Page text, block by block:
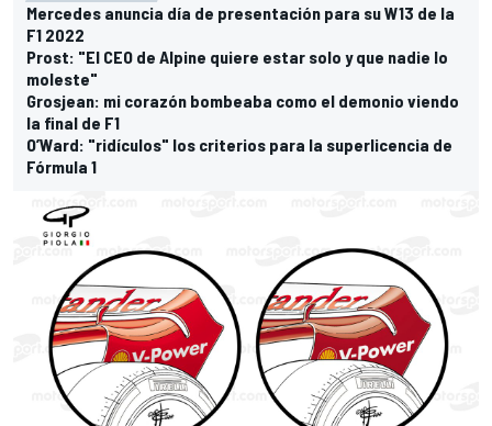
Mercedes anuncia día de presentación para su W13 de la
F1 2022
Prost: "El CEO de Alpine quiere estar solo y que nadie lo
moleste"
Grosjean: mi corazón bombeaba como el demonio viendo
la final de F1
O’Ward: "ridículos" los criterios para la superlicencia de
Fórmula 1